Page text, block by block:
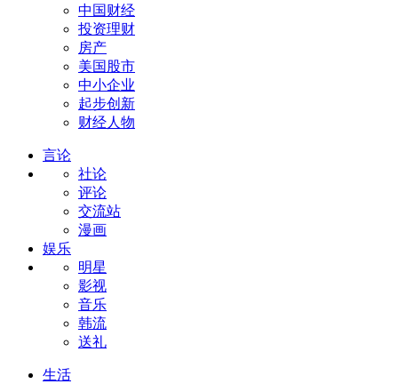
中国财经
投资理财
房产
美国股市
中小企业
起步创新
财经人物
言论
社论
评论
交流站
漫画
娱乐
明星
影视
音乐
韩流
送礼
生活